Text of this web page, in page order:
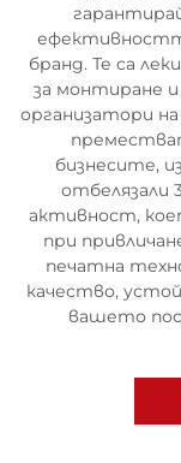
бранд. Те са
за монтиране и
организатори
бизнесите,
отбелязали
активност,
при
печатна
качество,
вашето